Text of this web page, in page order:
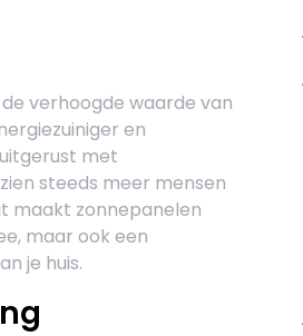
verhoogde waarde van
en
met
steeds meer mensen
maakt zonnepanelen
maar ook een
je huis.